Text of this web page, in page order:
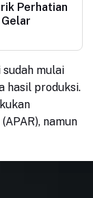
Perhatian
mulai
hasil produksi.
namun